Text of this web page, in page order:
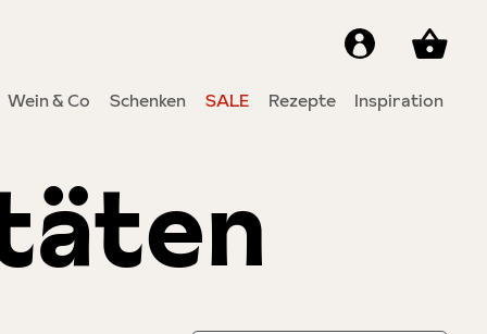
Wein & Co Schenken SALE Rezepte Inspiration